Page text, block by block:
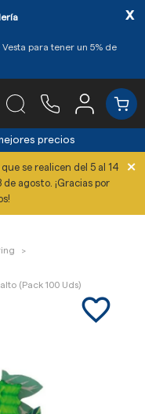
para tener un 5% de
x
precios
se realicen del 5 al 14
agosto. ¡Gracias por
×
(Pack 100 Uds)
favorite_border